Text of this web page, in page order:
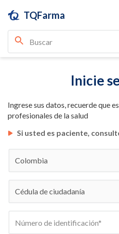
TQFarma
Inicie
Ingrese sus datos, recuerde que
profesionales de la salud
Si usted es paciente,